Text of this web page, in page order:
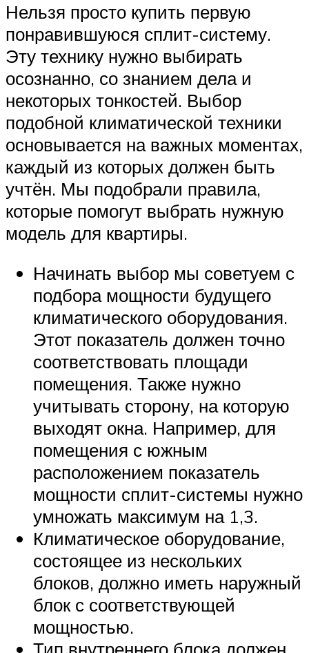
Нельзя просто купить первую
понравившуюся сплит-систему.
Эту технику нужно выбирать
осознанно, со знанием дела и
некоторых тонкостей. Выбор
подобной климатической техники
основывается на важных моментах,
каждый из которых должен быть
учтён. Мы подобрали правила,
которые помогут выбрать нужную
модель для квартиры.
Начинать выбор мы советуем с
подбора мощности будущего
климатического оборудования.
Этот показатель должен точно
соответствовать площади
помещения. Также нужно
учитывать сторону, на которую
выходят окна. Например, для
помещения с южным
расположением показатель
мощности сплит-системы нужно
умножать максимум на 1,3.
Климатическое оборудование,
состоящее из нескольких
блоков, должно иметь наружный
блок с соответствующей
мощностью.